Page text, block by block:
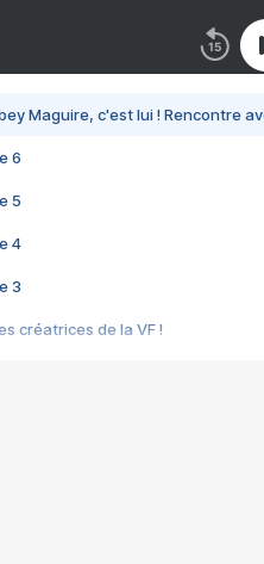
Maguire, c'est lui ! Rencontre
6
5
4
3
créatrices de la VF !